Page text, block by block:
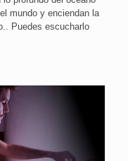
mundo y enciendan la
Puedes escucharlo